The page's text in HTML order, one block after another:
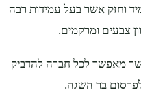
וחזק אשר בעל עמידות רבה
צבעים ומרקמים.
מאפשר לכל חברה להדביק
לפרסום בר השגה.